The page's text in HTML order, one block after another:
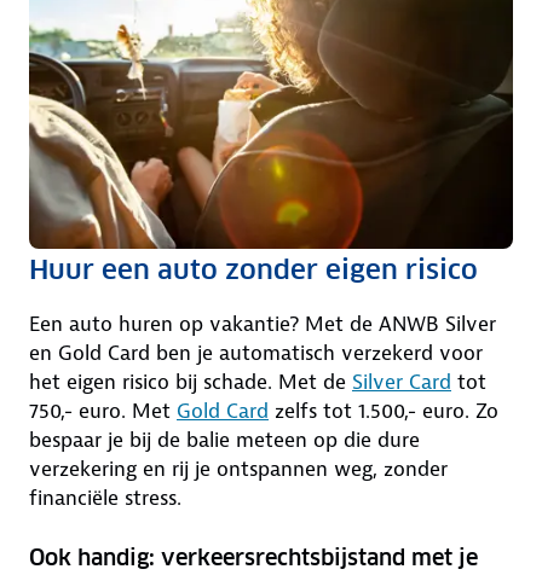
Huur een auto zonder eigen risico
Een auto huren op vakantie? Met de ANWB Silver
en Gold Card ben je automatisch verzekerd voor
het eigen risico bij schade. Met de Silver Card tot
750,- euro. Met Gold Card zelfs tot 1.500,- euro. Zo
bespaar je bij de balie meteen op die dure
verzekering en rij je ontspannen weg, zonder
financiële stress.
Ook handig: verkeersrechtsbijstand met je